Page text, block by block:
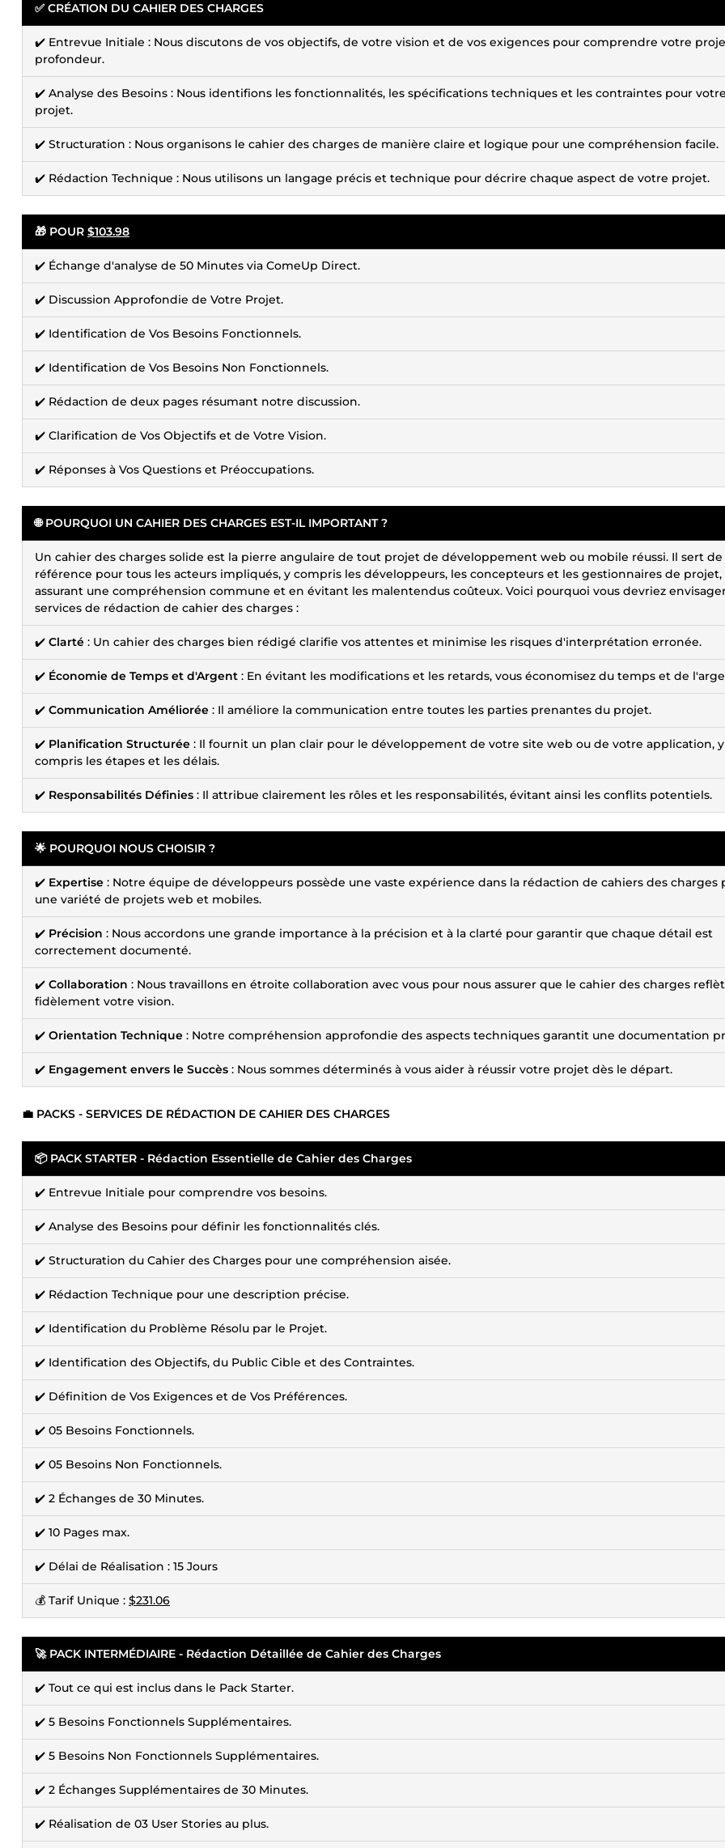
✅ CRÉATION DU CAHIER DES CHARGES
✔️ Entrevue Initiale : Nous discutons de vos objectifs, de votre vision et de vos exigences pour comprendre votre
profondeur.
✔️ Analyse des Besoins : Nous identifions les fonctionnalités, les spécifications techniques et les contraintes pour votre
projet.
✔️ Structuration : Nous organisons le cahier des charges de manière claire et logique pour une compréhension facile.
✔️ Rédaction Technique : Nous utilisons un langage précis et technique pour décrire chaque aspect de votre projet.
🎁 POUR $103.98
✔️ Échange d'analyse de 50 Minutes via ComeUp Direct.
✔️ Discussion Approfondie de Votre Projet.
✔️ Identification de Vos Besoins Fonctionnels.
✔️ Identification de Vos Besoins Non Fonctionnels.
✔️ Rédaction de deux pages résumant notre discussion.
✔️ Clarification de Vos Objectifs et de Votre Vision.
✔️ Réponses à Vos Questions et Préoccupations.
🌐 POURQUOI UN CAHIER DES CHARGES EST-IL IMPORTANT ?
Un cahier des charges solide est la pierre angulaire de tout projet de développement web ou mobile réussi. Il sert de
référence pour tous les acteurs impliqués, y compris les développeurs, les concepteurs et les gestionnaires de projet,
assurant une compréhension commune et en évitant les malentendus coûteux. Voici pourquoi vous devriez
services de rédaction de cahier des charges :
✔️ Clarté : Un cahier des charges bien rédigé clarifie vos attentes et minimise les risques d'interprétation erronée.
✔️ Économie de Temps et d'Argent : En évitant les modifications et les retards, vous économisez du temps et de
✔️ Communication Améliorée : Il améliore la communication entre toutes les parties prenantes du projet.
✔️ Planification Structurée : Il fournit un plan clair pour le développement de votre site web ou de votre application, y
compris les étapes et les délais.
✔️ Responsabilités Définies : Il attribue clairement les rôles et les responsabilités, évitant ainsi les conflits potentiels.
🌟 POURQUOI NOUS CHOISIR ?
✔️ Expertise : Notre équipe de développeurs possède une vaste expérience dans la rédaction de cahiers des charges
une variété de projets web et mobiles.
✔️ Précision : Nous accordons une grande importance à la précision et à la clarté pour garantir que chaque détail est
correctement documenté.
✔️ Collaboration : Nous travaillons en étroite collaboration avec vous pour nous assurer que le cahier des charges
fidèlement votre vision.
✔️ Orientation Technique : Notre compréhension approfondie des aspects techniques garantit une documentation
✔️ Engagement envers le Succès : Nous sommes déterminés à vous aider à réussir votre projet dès le départ.
💼 PACKS - SERVICES DE RÉDACTION DE CAHIER DES CHARGES
📦 PACK STARTER - Rédaction Essentielle de Cahier des Charges
✔️ Entrevue Initiale pour comprendre vos besoins.
✔️ Analyse des Besoins pour définir les fonctionnalités clés.
✔️ Structuration du Cahier des Charges pour une compréhension aisée.
✔️ Rédaction Technique pour une description précise.
✔️ Identification du Problème Résolu par le Projet.
✔️ Identification des Objectifs, du Public Cible et des Contraintes.
✔️ Définition de Vos Exigences et de Vos Préférences.
✔️ 05 Besoins Fonctionnels.
✔️ 05 Besoins Non Fonctionnels.
✔️ 2 Échanges de 30 Minutes.
✔️ 10 Pages max.
✔️ Délai de Réalisation : 15 Jours
💰 Tarif Unique : $231.06
🚀 PACK INTERMÉDIAIRE - Rédaction Détaillée de Cahier des Charges
✔️ Tout ce qui est inclus dans le Pack Starter.
✔️ 5 Besoins Fonctionnels Supplémentaires.
✔️ 5 Besoins Non Fonctionnels Supplémentaires.
✔️ 2 Échanges Supplémentaires de 30 Minutes.
✔️ Réalisation de 03 User Stories au plus.